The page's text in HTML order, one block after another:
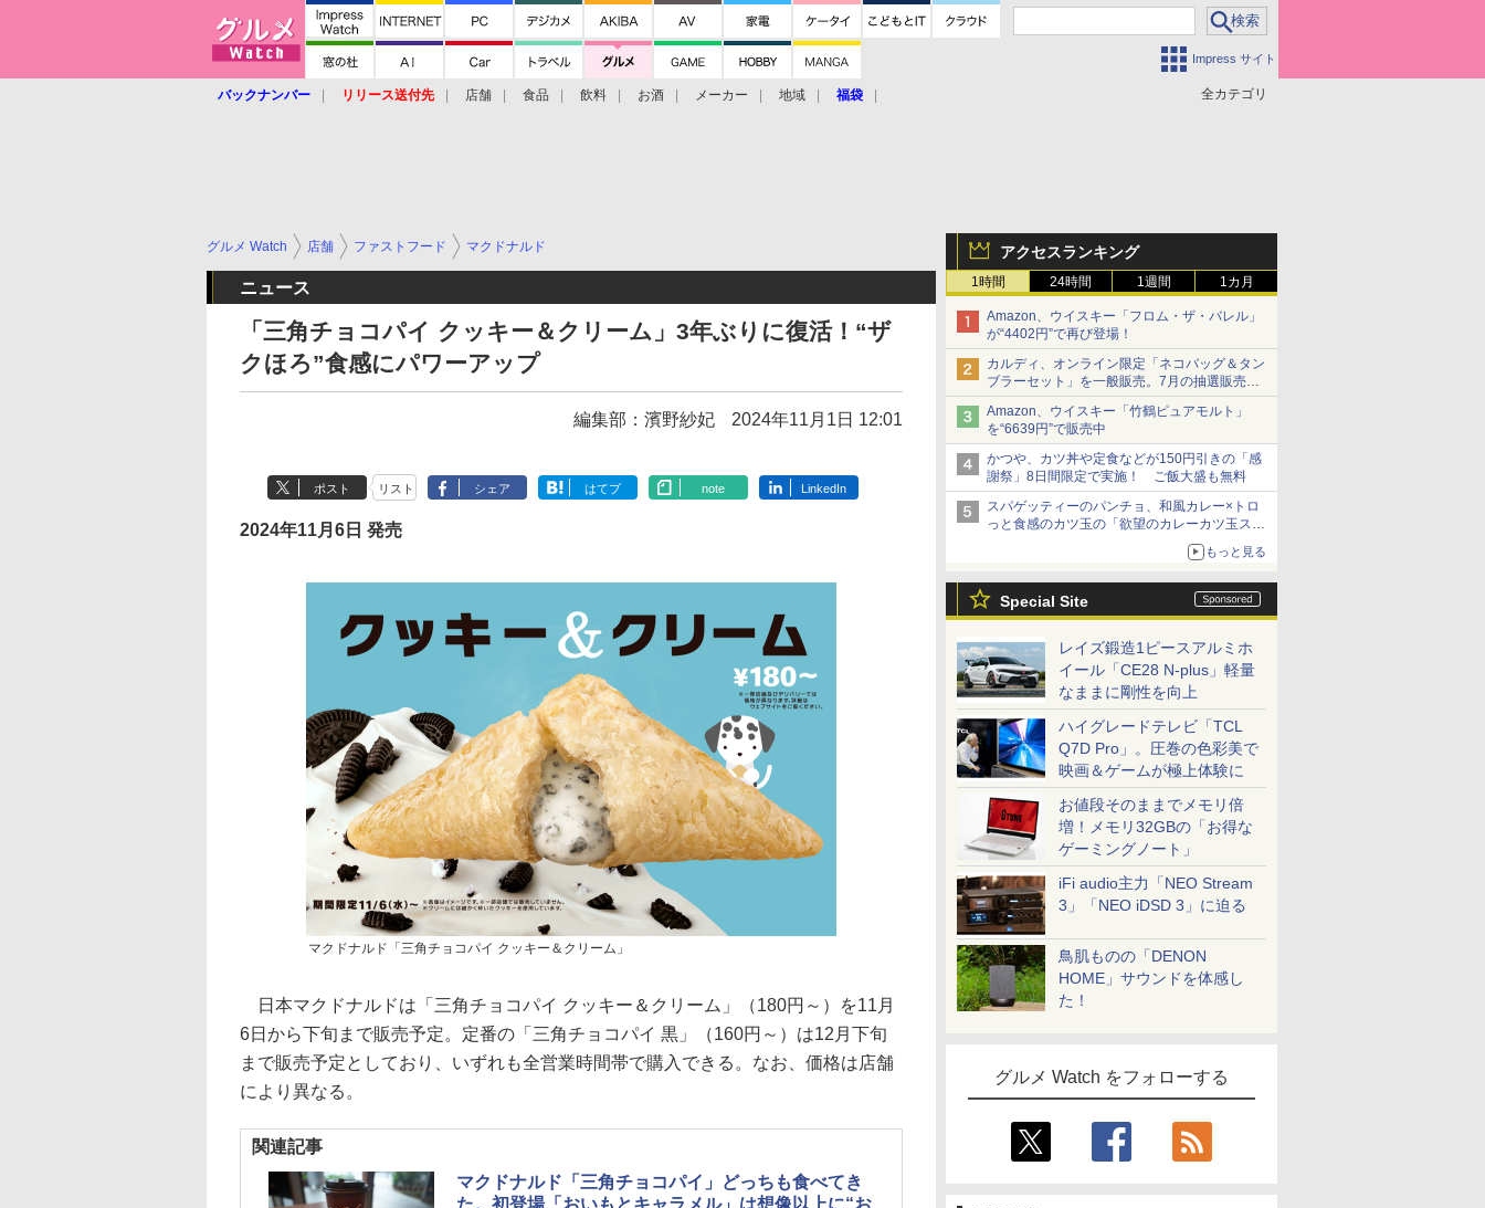
Impress サイト
全カテゴリ
バックナンバー リリース送付先 店舗 食品 飲料 お酒 メーカー 地域 福袋
アクセスランキング
1時間 24時間 1週間 1カ月
Amazon、ウイスキー「フロム・ザ・バレル」
が“4402円”で再び登場！
カルディ、オンライン限定「ネコバッグ＆タン
ブラーセット」を一般販売。7月の抽選販売の
当選無効分
Amazon、ウイスキー「竹鶴ピュアモルト」
を“6639円”で販売中
かつや、カツ丼や定食などが150円引きの「感
謝祭」8日間限定で実施！ ご飯大盛も無料
スパゲッティーのパンチョ、和風カレー×トロ
っと食感のカツ玉の「欲望のカレーカツ玉ス
もっと見る
Special Site
レイズ鍛造1ピースアルミホ
イール「CE28 N-plus」軽量
なままに剛性を向上
ハイグレードテレビ「TCL
Q7D Pro」。圧巻の色彩美で
映画＆ゲームが極上体験に
お値段そのままでメモリ倍
増！メモリ32GBの「お得な
ゲーミングノート」
iFi audio主力「NEO Stream
3」「NEO iDSD 3」に迫る
鳥肌ものの「DENON
HOME」サウンドを体感し
た！
グルメ Watch をフォローする
グルメ Watch 店舗 ファストフード マクドナルド
ニュース
「三角チョコパイ クッキー＆クリーム」3年ぶりに復活！“ザ
クほろ”食感にパワーアップ
編集部：濱野紗妃 2024年11月1日 12:01
ポスト リスト シェア はてブ note LinkedIn
2024年11月6日 発売
マクドナルド「三角チョコパイ クッキー＆クリーム」
日本マクドナルドは「三角チョコパイ クッキー＆クリーム」（180円～）を11月
6日から下旬まで販売予定。定番の「三角チョコパイ 黒」（160円～）は12月下旬
まで販売予定としており、いずれも全営業時間帯で購入できる。なお、価格は店舗
により異なる。
関連記事
マクドナルド「三角チョコパイ」どっちも食べてき
た。初登場「おいもとキャラメル」は想像以上に“お